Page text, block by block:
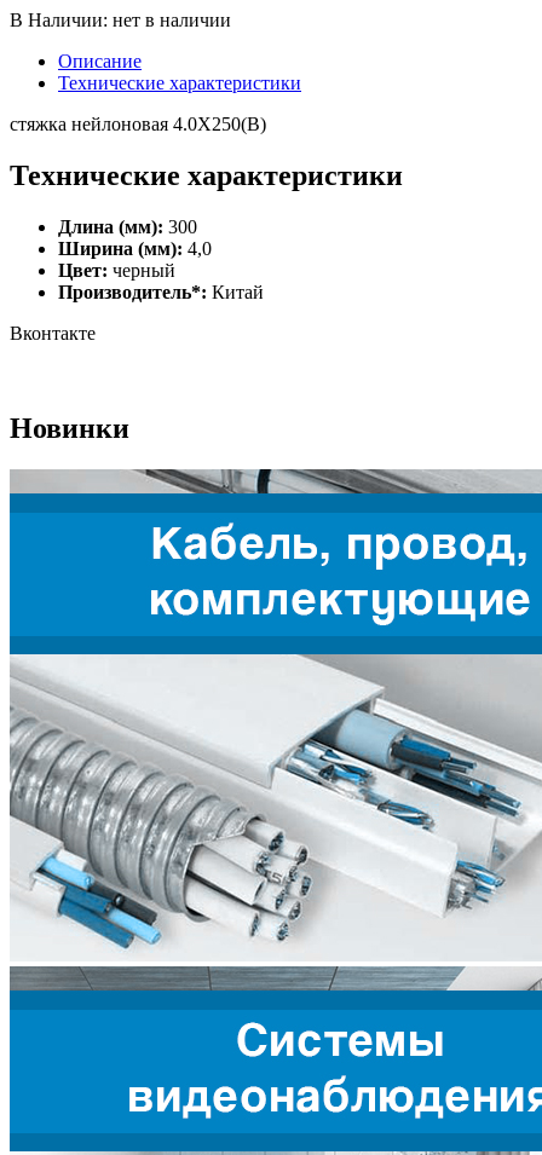
В Наличии: нет в наличии
Описание
Технические характеристики
стяжка нейлоновая 4.0X250(B)
Технические характеристики
Длина (мм): 300
Ширина (мм): 4,0
Цвет: черный
Производитель*: Китай
Вконтакте
Новинки